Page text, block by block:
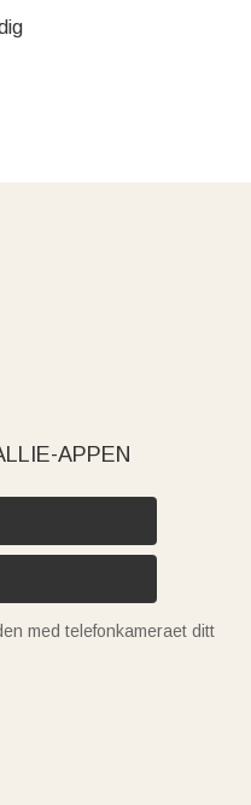
APPEN
med telefonkameraet ditt